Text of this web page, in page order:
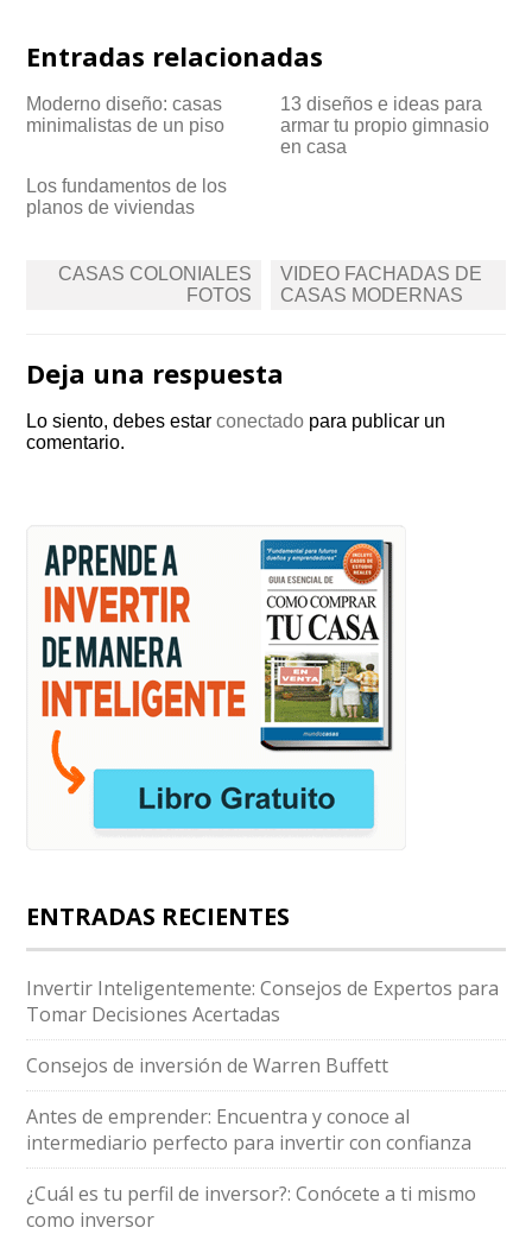
Entradas relacionadas
Moderno diseño: casas
minimalistas de un piso
13 diseños e ideas para
armar tu propio gimnasio
en casa
Los fundamentos de los
planos de viviendas
Navegación
CASAS COLONIALES
FOTOS
VIDEO FACHADAS DE
CASAS MODERNAS
Deja una respuesta
Lo siento, debes estarconectado para publicar un
comentario.
ENTRADAS RECIENTES
Invertir Inteligentemente: Consejos de Expertos para
Tomar Decisiones Acertadas
Consejos de inversión de Warren Buffett
Antes de emprender: Encuentra y conoce al
intermediario perfecto para invertir con confianza
¿Cuál es tu perfil de inversor?: Conócete a ti mismo
como inversor